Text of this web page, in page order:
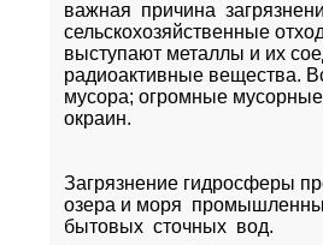
важная  причина
сельскохозяйственные
выступают металлы и их
радиоактивные вещества.
мусора; огромные
Загрязнение гидросферы
озера и моря
бытовых  сточных  вод.